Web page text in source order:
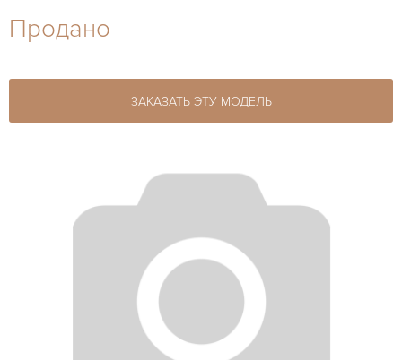
Продано
ЗАКАЗАТЬ ЭТУ МОДЕЛЬ